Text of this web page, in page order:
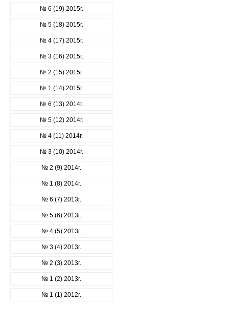
№ 6 (19) 2015г.
№ 5 (18) 2015г.
№ 4 (17) 2015г.
№ 3 (16) 2015г.
№ 2 (15) 2015г.
№ 1 (14) 2015г.
№ 6 (13) 2014г.
№ 5 (12) 2014г.
№ 4 (11) 2014г.
№ 3 (10) 2014г.
№ 2 (9) 2014г.
№ 1 (8) 2014г.
№ 6 (7) 2013г.
№ 5 (6) 2013г.
№ 4 (5) 2013г.
№ 3 (4) 2013г.
№ 2 (3) 2013г.
№ 1 (2) 2013г.
№ 1 (1) 2012г.